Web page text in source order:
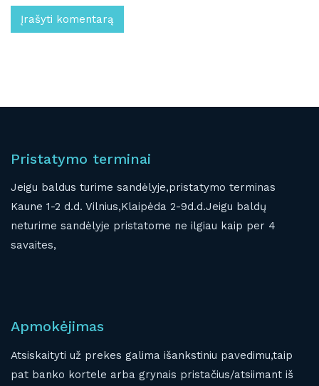
Pristatymo terminai
Jeigu baldus turime sandėlyje,pristatymo terminas
Kaune 1-2 d.d. Vilnius,Klaipėda 2-9d.d.Jeigu baldų
neturime sandėlyje pristatome ne ilgiau kaip per 4
savaites,
Apmokėjimas
Atsiskaityti už prekes galima išankstiniu pavedimu,taip
pat banko kortele arba grynais pristačius/atsiimant iš